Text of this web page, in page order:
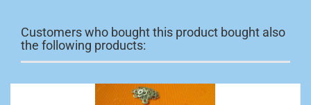
Customers who bought this product bought also
the following products: